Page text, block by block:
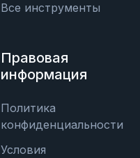
Все инструменты
Правовая
информация
Политика
конфиденциальности
Условия